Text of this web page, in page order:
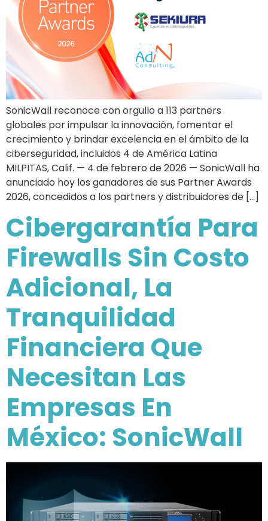
SonicWall reconoce con orgullo a 113 partners
globales por impulsar la innovación, fomentar el
crecimiento y brindar excelencia en el ámbito de la
ciberseguridad, incluidos 4 de América Latina
MILPITAS, Calif. — 4 de febrero de 2026 — SonicWall ha
anunciado hoy los ganadores de sus Partner Awards
2026, concedidos a los partners y distribuidores de […]
Cibergarantía Para
Firewalls Sin Costo
Adicional, La
Tranquilidad
Financiera Que
Necesitan Las
Empresas En
México: SonicWall